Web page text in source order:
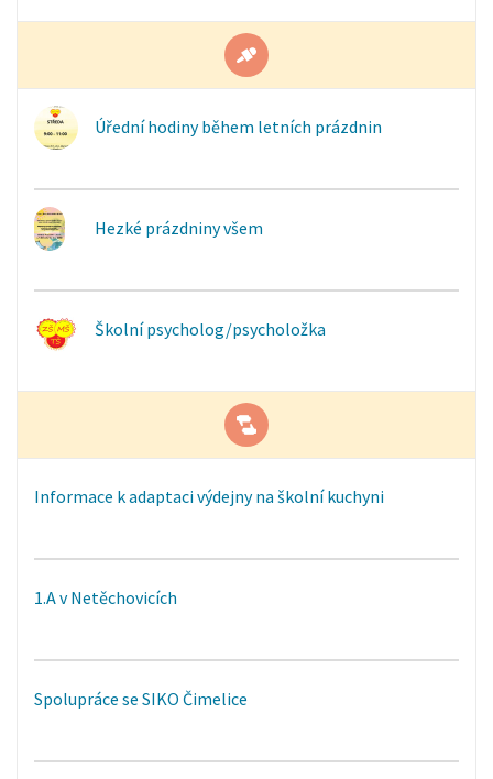
Úřední hodiny během letních prázdnin
Hezké prázdniny všem
Školní psycholog/psycholožka
Informace k adaptaci výdejny na školní kuchyni
1.A v Netěchovicích
Spolupráce se SIKO Čimelice